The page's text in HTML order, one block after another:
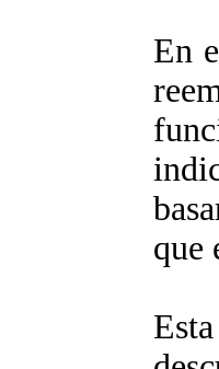
En
que